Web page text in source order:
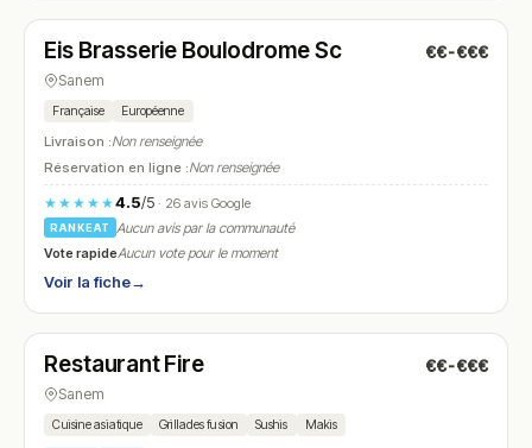
N° 17
Eis Brasserie Boulodrome Sc €€-€€€
Sanem
Française Européenne
Livraison :Non renseignée
Réservation en ligne :Non renseignée
★★★★★4.5/5· 26 avis Google
RANKEAT
Aucun avis par la communauté
Vote rapideAucun vote pour le moment
Voir la fiche→
N° 18
Restaurant Fire €€-€€€
Sanem
Cuisine asiatique Grillades fusion Sushis Makis